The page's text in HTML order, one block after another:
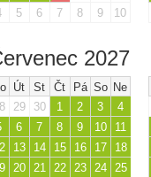
5 6 7 8 9 10
2027
Út St Čt Pá So Ne
29 30 1 2 3
4
6 7 8 9 10
11
13 14 15 16 17
18
20 21 22 23 24
25